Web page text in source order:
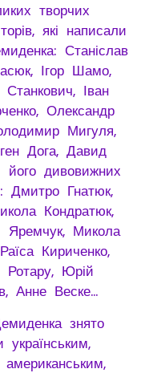
творчих
які написали
Станіслав
Ігор Шамо,
Іван
Олександр
Мигуля,
Дога, Давид
дивовижних
Дмитро Гнатюк,
Кондратюк,
Яремчук, Микола
Кириченко,
Ротару, Юрій
Анне Веске…
знято
українським,
американським,